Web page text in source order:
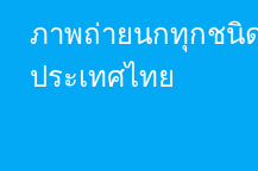
ภาพถ่ายนกทุกชนิ
ประเทศไทย